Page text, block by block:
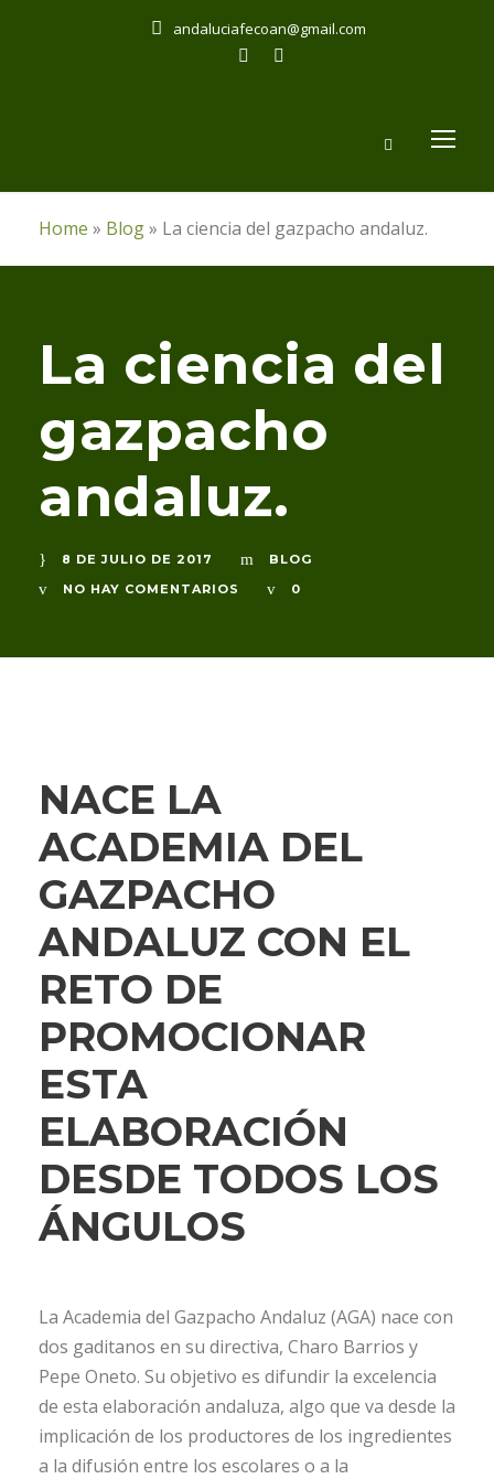
andaluciafecoan@gmail.com
Home » Blog» La ciencia del gazpacho andaluz.
La ciencia del
gazpacho
andaluz.
8 DE JULIO DE 2017
BLOG
NO HAY COMENTARIOS
0
NACE LA
ACADEMIA DEL
GAZPACHO
ANDALUZ CON EL
RETO DE
PROMOCIONAR
ESTA
ELABORACIÓN
DESDE TODOS LOS
ÁNGULOS
La Academia del Gazpacho Andaluz (AGA) nace con
dos gaditanos en su directiva, Charo Barrios y
Pepe Oneto. Su objetivo es difundir la excelencia
de esta elaboración andaluza, algo que va desde la
implicación de los productores de los ingredientes
a la difusión entre los escolares o a la